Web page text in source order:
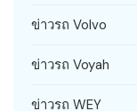
ข่าวรถ Volvo
ข่าวรถ Voyah
ข่าวรถ WEY